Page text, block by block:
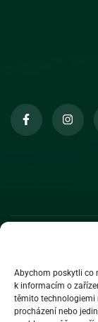
Abychom poskytli co
k informacím o
těmito technologiemi
procházení nebo